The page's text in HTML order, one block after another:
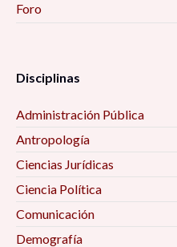
Foro
Disciplinas
Administración Pública
Antropología
Ciencias Jurídicas
Ciencia Política
Comunicación
Demografía